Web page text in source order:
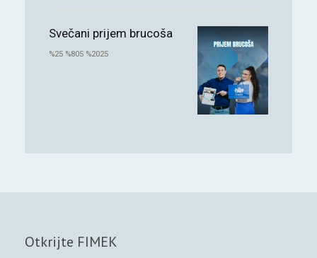
Svečani prijem brucoša
%25 %805 %2025
Otkrijte FIMEK